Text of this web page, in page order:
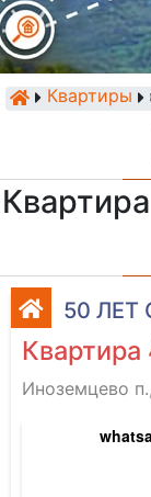
Квартиры
50 ЛЕТ
Иноземцево